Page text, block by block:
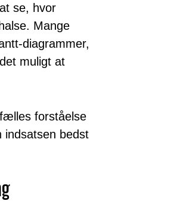
se, hvor
Mange
diagrammer,
muligt at
forståelse
indsatsen bedst